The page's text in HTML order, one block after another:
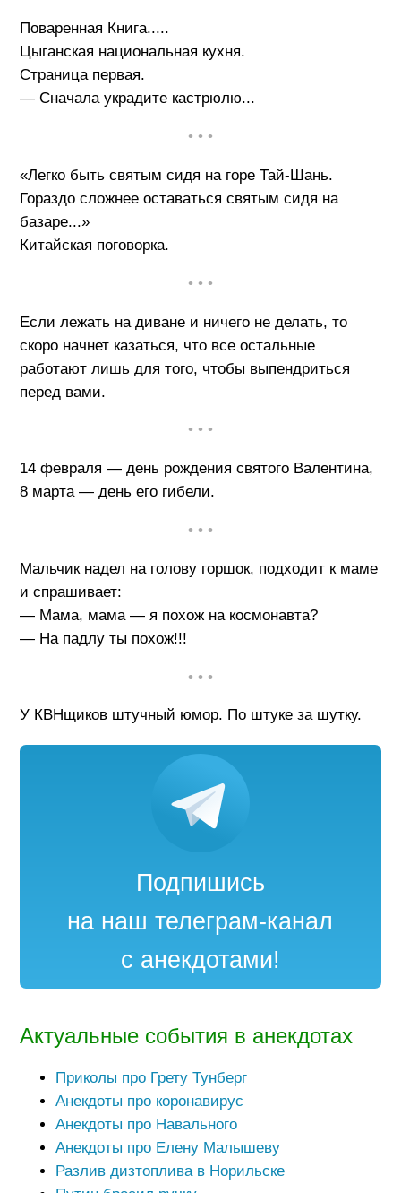
Поваренная Книга.....
Цыганская национальная кухня.
Страница первая.
— Сначала украдите кастрюлю...
• • •
«Легко быть святым сидя на горе Тай-Шань.
Гораздо сложнее оставаться святым сидя на
базаре...»
Китайская поговорка.
• • •
Если лежать на диване и ничего не делать, то
скоро начнет казаться, что все остальные
работают лишь для того, чтобы выпендриться
перед вами.
• • •
14 февраля — день рождения святого Валентина,
8 марта — день его гибели.
• • •
Мальчик надел на голову горшок, подходит к маме
и спрашивает:
— Мама, мама — я похож на космонавта?
— На падлу ты похож!!!
• • •
У КВНщиков штучный юмор. По штуке за шутку.
Подпишись
на наш телеграм-канал
с анекдотами!
Актуальные события в анекдотах
Приколы про Грету Тунберг
Анекдоты про коронавирус
Анекдоты про Навального
Анекдоты про Елену Малышеву
Разлив дизтоплива в Норильске